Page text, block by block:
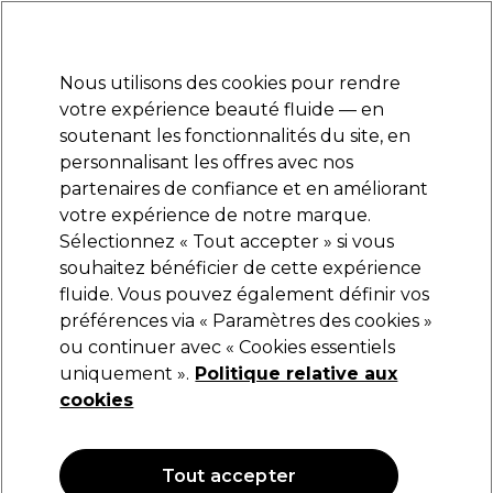
Se connecter
Marques Bons plans Coiffure Electro et Matériel
Livraison et délais
lire la suite
Coiffure Couleur de Cheveux Révélateur
Révélateur
Filters
Nous utilisons des cookies pour rendre
votre expérience beauté fluide — en
soutenant les fonctionnalités du site, en
personnalisant les offres avec nos
partenaires de confiance et en améliorant
votre expérience de notre marque.
Sélectionnez « Tout accepter » si vous
souhaitez bénéficier de cette expérience
fluide. Vous pouvez également définir vos
préférences via « Paramètres des cookies »
ou continuer avec « Cookies essentiels
uniquement ». Politique relative aux
cookies
Tout accepter